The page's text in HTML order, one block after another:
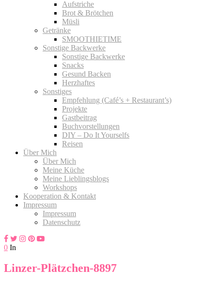
Aufstriche
Brot & Brötchen
Müsli
Getränke
SMOOTHIETIME
Sonstige Backwerke
Sonstige Backwerke
Snacks
Gesund Backen
Herzhaftes
Sonstiges
Empfehlung (Café’s + Restaurant’s)
Projekte
Gastbeitrag
Buchvorstellungen
DIY – Do It Yourselfs
Reisen
Über Mich
Über Mich
Meine Küche
Meine Lieblingsblogs
Workshops
Kooperation & Kontakt
Impressum
Impressum
Datenschutz
0 In
Linzer-Plätzchen-8897